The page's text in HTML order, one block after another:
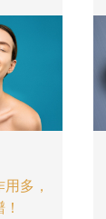
多，